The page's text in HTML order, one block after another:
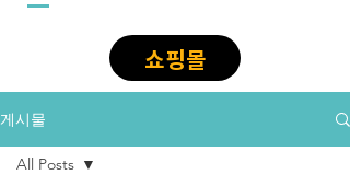
쇼핑몰
게시물
All Posts